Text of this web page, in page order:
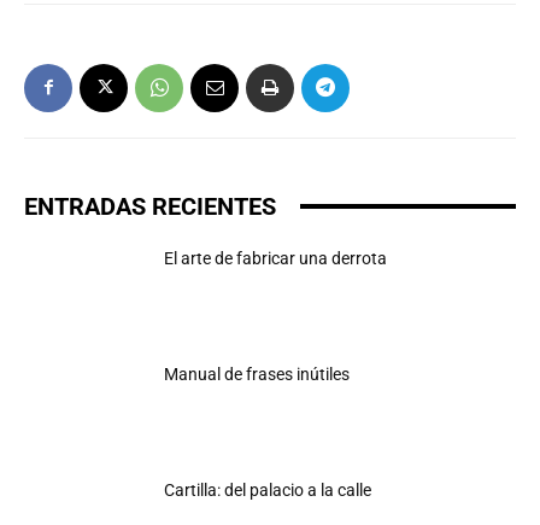
ENTRADAS RECIENTES
El arte de fabricar una derrota
Manual de frases inútiles
Cartilla: del palacio a la calle